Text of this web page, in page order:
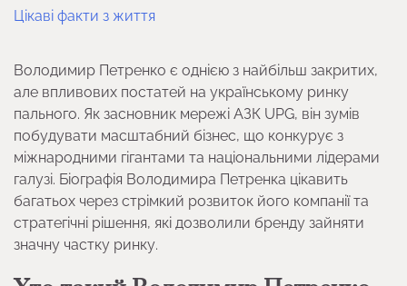
Цікаві факти з життя
Володимир Петренко є однією з найбільш закритих,
але впливових постатей на українському ринку
пального. Як засновник мережі АЗК UPG, він зумів
побудувати масштабний бізнес, що конкурує з
міжнародними гігантами та національними лідерами
галузі. Біографія Володимира Петренка цікавить
багатьох через стрімкий розвиток його компанії та
стратегічні рішення, які дозволили бренду зайняти
значну частку ринку.